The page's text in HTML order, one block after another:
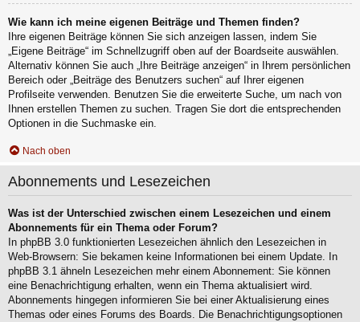
Wie kann ich meine eigenen Beiträge und Themen finden?
Ihre eigenen Beiträge können Sie sich anzeigen lassen, indem Sie
„Eigene Beiträge“ im Schnellzugriff oben auf der Boardseite auswählen.
Alternativ können Sie auch „Ihre Beiträge anzeigen“ in Ihrem persönlichen
Bereich oder „Beiträge des Benutzers suchen“ auf Ihrer eigenen
Profilseite verwenden. Benutzen Sie die erweiterte Suche, um nach von
Ihnen erstellen Themen zu suchen. Tragen Sie dort die entsprechenden
Optionen in die Suchmaske ein.
Nach oben
Abonnements und Lesezeichen
Was ist der Unterschied zwischen einem Lesezeichen und einem
Abonnements für ein Thema oder Forum?
In phpBB 3.0 funktionierten Lesezeichen ähnlich den Lesezeichen in
Web-Browsern: Sie bekamen keine Informationen bei einem Update. In
phpBB 3.1 ähneln Lesezeichen mehr einem Abonnement: Sie können
eine Benachrichtigung erhalten, wenn ein Thema aktualisiert wird.
Abonnements hingegen informieren Sie bei einer Aktualisierung eines
Themas oder eines Forums des Boards. Die Benachrichtigungsoptionen